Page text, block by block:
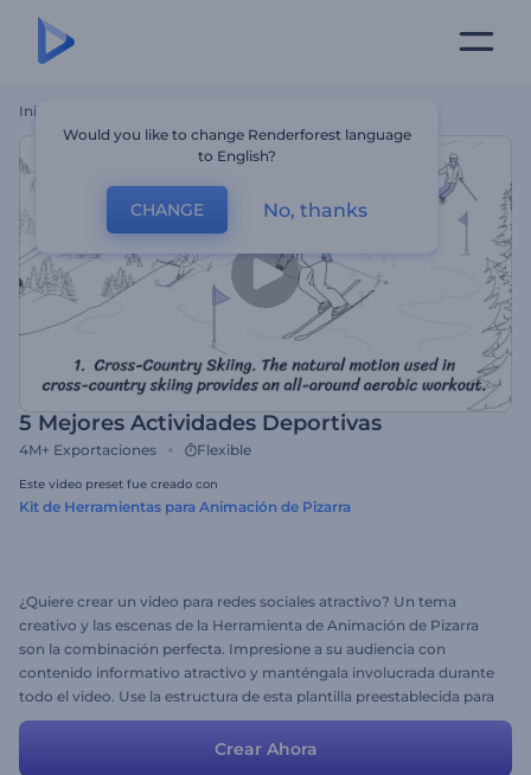
Inicio
5 Mejores Actividades Deportivas
4M+ Exportaciones Flexible
Este video preset fue creado con
Kit de Herramientas para Animación de Pizarra
¿Quiere crear un video para redes sociales atractivo? Un tema
creativo y las escenas de la Herramienta de Animación de Pizarra
son la combinación perfecta. Impresione a su audiencia con
contenido informativo atractivo y manténgala involucrada durante
todo el video. Use la estructura de esta plantilla preestablecida para
crear la suya. Añada nuevas escenas y elimine las que no necesita
para obtener el resultado deseado.Crear Ahora
Would you like to change Renderforest language
to English?
CHANGE No, thanks